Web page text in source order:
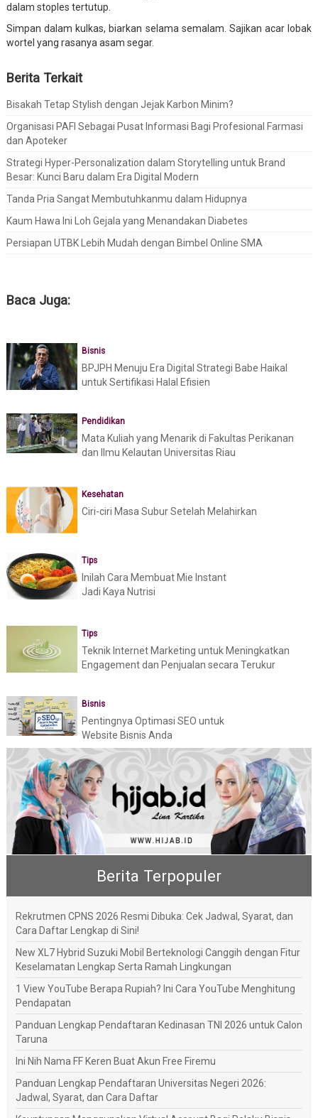
dalam stoples tertutup.
Simpan dalam kulkas, biarkan selama semalam. Sajikan acar lobak
wortel yang rasanya asam segar.
Berita Terkait
Bisakah Tetap Stylish dengan Jejak Karbon Minim?
Organisasi PAFI Sebagai Pusat Informasi Bagi Profesional Farmasi
dan Apoteker
Strategi Hyper-Personalization dalam Storytelling untuk Brand
Besar: Kunci Baru dalam Era Digital Modern
Tanda Pria Sangat Membutuhkanmu dalam Hidupnya
Kaum Hawa Ini Loh Gejala yang Menandakan Diabetes
Persiapan UTBK Lebih Mudah dengan Bimbel Online SMA
Baca Juga:
Bisnis
BPJPH Menuju Era Digital Strategi Babe Haikal
untuk Sertifikasi Halal Efisien
Pendidikan
Mata Kuliah yang Menarik di Fakultas Perikanan
dan Ilmu Kelautan Universitas Riau
Kesehatan
Ciri-ciri Masa Subur Setelah Melahirkan
Tips
Inilah Cara Membuat Mie Instant
Jadi Kaya Nutrisi
Tips
Teknik Internet Marketing untuk Meningkatkan
Engagement dan Penjualan secara Terukur
Bisnis
Pentingnya Optimasi SEO untuk
Website Bisnis Anda
Berita Terpopuler
Rekrutmen CPNS 2026 Resmi Dibuka: Cek Jadwal, Syarat, dan
Cara Daftar Lengkap di Sini!
New XL7 Hybrid Suzuki Mobil Berteknologi Canggih dengan Fitur
Keselamatan Lengkap Serta Ramah Lingkungan
1 View YouTube Berapa Rupiah? Ini Cara YouTube Menghitung
Pendapatan
Panduan Lengkap Pendaftaran Kedinasan TNI 2026 untuk Calon
Taruna
Ini Nih Nama FF Keren Buat Akun Free Firemu
Panduan Lengkap Pendaftaran Universitas Negeri 2026:
Jadwal, Syarat, dan Cara Daftar